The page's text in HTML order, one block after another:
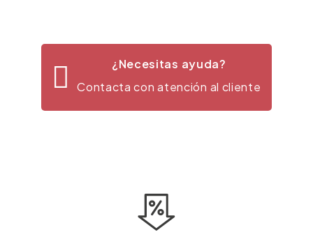
¿Necesitas ayuda?
Contacta con atención al cliente